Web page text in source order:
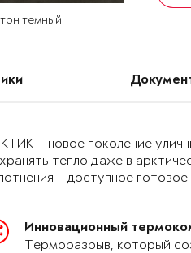
темный
– новое поколение
тепло даже в
– доступное
Инновационный
Терморазрыв, который